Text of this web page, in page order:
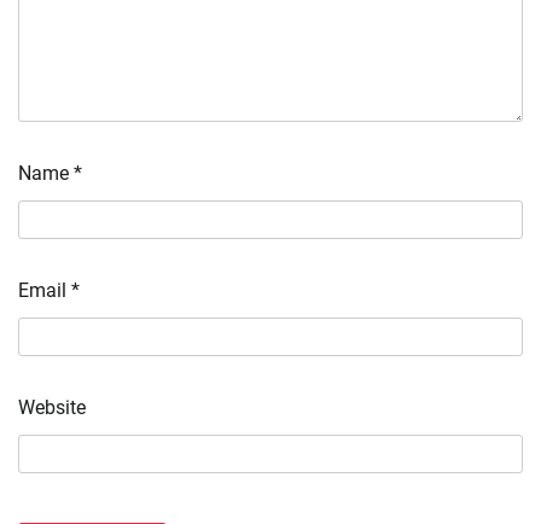
Name *
Email *
Website